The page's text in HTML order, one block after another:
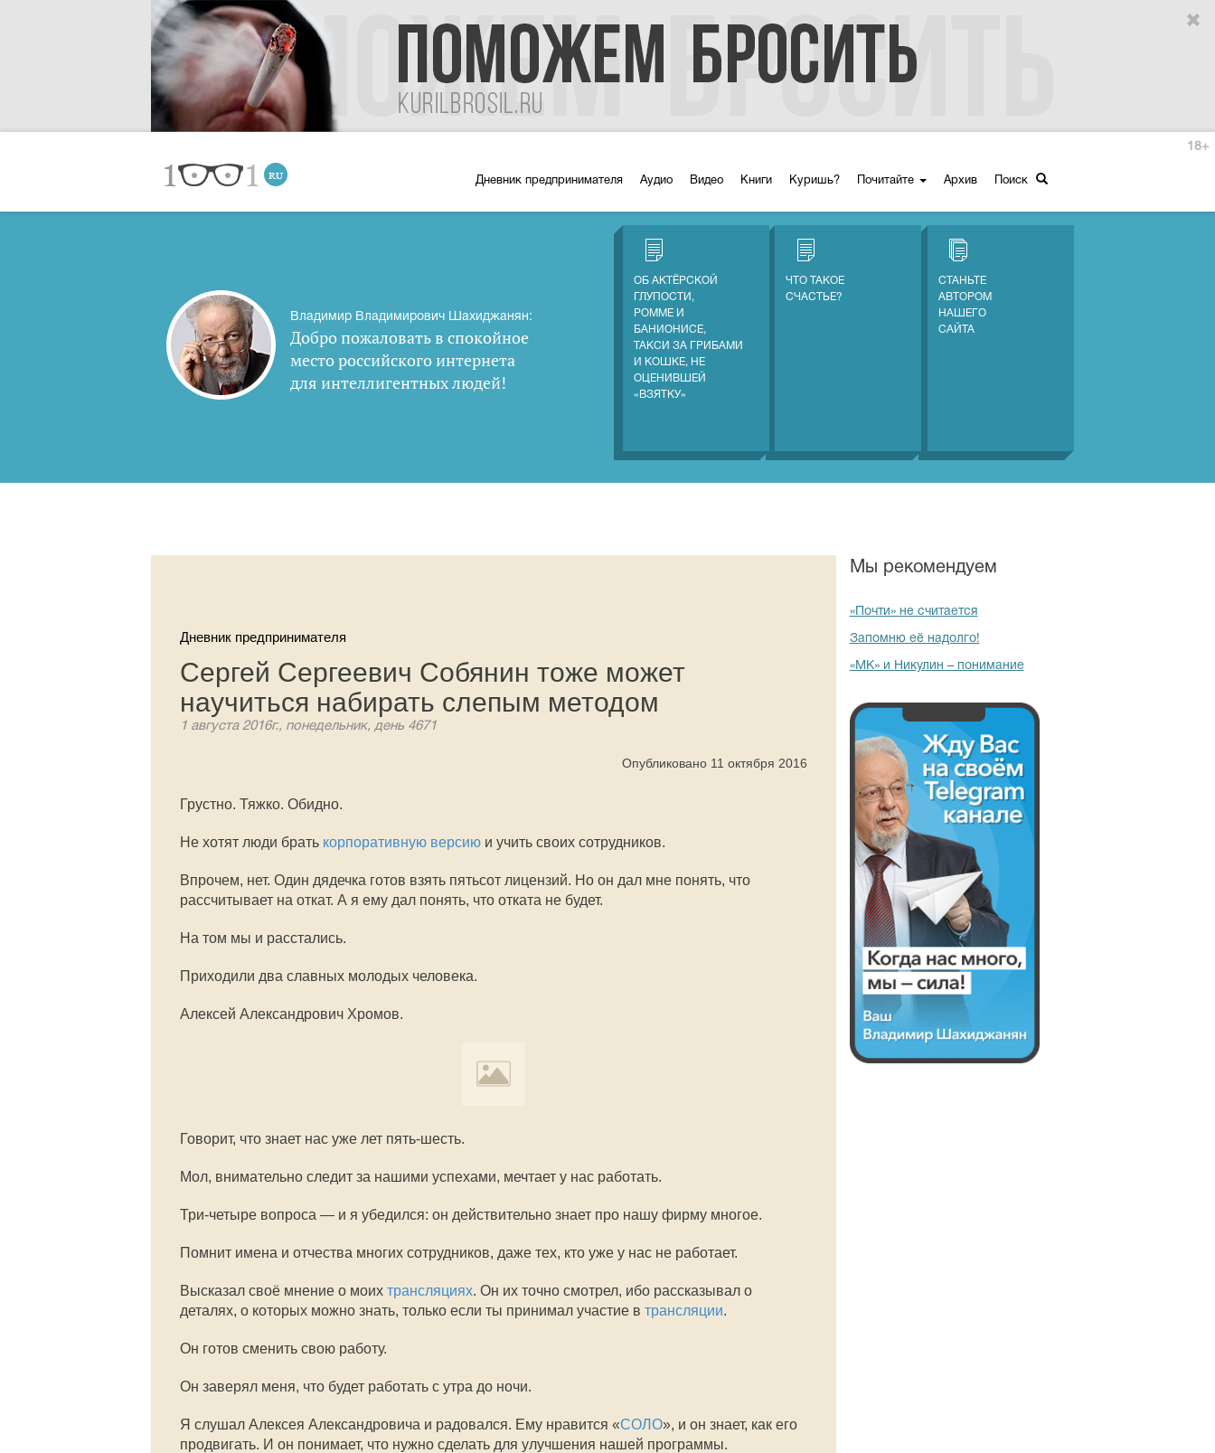
Дневник предпринимателя Аудио Видео Книги Куришь? Почитайте Архив Поиск
18+
Владимир Владимирович Шахиджанян:
Добро пожаловать в спокойное
место российского интернета
для интеллигентных людей!
ОБ АКТЁРСКОЙ
ГЛУПОСТИ,
РОММЕ И
БАНИОНИСЕ,
ТАКСИ ЗА ГРИБАМИ
И КОШКЕ, НЕ
ОЦЕНИВШЕЙ
«ВЗЯТКУ»
ЧТО ТАКОЕ
СЧАСТЬЕ?
СТАНЬТЕ
АВТОРОМ
НАШЕГО
САЙТА
Дневник предпринимателя
Сергей Сергеевич Собянин тоже может
научиться набирать слепым методом
1 августа 2016г., понедельник, день 4671
Опубликовано 11 октября 2016
Грустно. Тяжко. Обидно.
Не хотят люди брать корпоративную версию и учить своих сотрудников.
Впрочем, нет. Один дядечка готов взять пятьсот лицензий. Но он дал мне понять, что
рассчитывает на откат. А я ему дал понять, что отката не будет.
На том мы и расстались.
Приходили два славных молодых человека.
Алексей Александрович Хромов.
Говорит, что знает нас уже лет пять-шесть.
Мол, внимательно следит за нашими успехами, мечтает у нас работать.
Три-четыре вопроса — и я убедился: он действительно знает про нашу фирму многое.
Помнит имена и отчества многих сотрудников, даже тех, кто уже у нас не работает.
Высказал своё мнение о моих трансляциях. Он их точно смотрел, ибо рассказывал о
деталях, о которых можно знать, только если ты принимал участие в трансляции.
Он готов сменить свою работу.
Он заверял меня, что будет работать с утра до ночи.
Я слушал Алексея Александровича и радовался. Ему нравится «СОЛО», и он знает, как его
продвигать. И он понимает, что нужно сделать для улучшения нашей программы.
Мы рекомендуем
«Почти» не считается
Запомню её надолго!
«МК» и Никулин – понимание